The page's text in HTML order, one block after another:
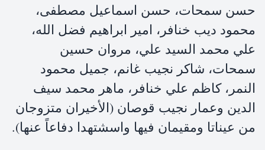
حسن سمحات، حسن اسماعيل مصطفى،
محمود ديب خنافر، امير ابراهيم فضل الله،
علي محمد السيد علي، مروان حسين
سمحات، شاكر نجيب غانم، جميل محمود
النمر، كاظم علي خنافر، ماهر محمد سيف
الدين وعمار نجيب قوصان (الأخيران متزوجان
من عيناتا ومقيمان فيها واسشتهدا دفاعاً عنها).